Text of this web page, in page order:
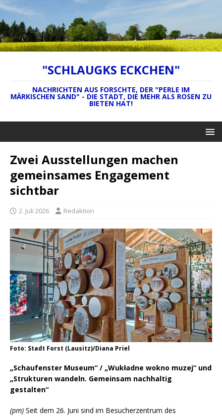
"SCHLAUGKS ECKCHEN"
NACHRICHTEN AUS FORSCHTE, DER "PERLE IM
MÄRKISCHEN SAND" - DIE STADT, DIE MEHR ALS ROSEN ZU
BIETEN HAT!
Zwei Ausstellungen machen
gemeinsames Engagement
sichtbar
2. Juli 2026 Redaktion
Foto: Stadt Forst (Lausitz)/Diana Priel
„Schaufenster Museum“ / „Wukładne wokno muzej“ und
„Strukturen wandeln. Gemeinsam nachhaltig
gestalten“
(pm) Seit dem 26. Juni sind im Besucherzentrum des